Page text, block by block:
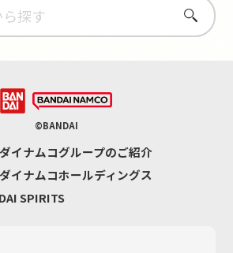
さがす
©BANDAI
イナムコグループのご紹介
イナムコホールディングス
SPIRITS